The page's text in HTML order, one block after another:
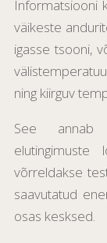
Informatsiooni
väikeste
igasse tsooni,
ning kiirguv
See annab
elutingimuste
võrreldakse
saavutatud
osas kesksed.